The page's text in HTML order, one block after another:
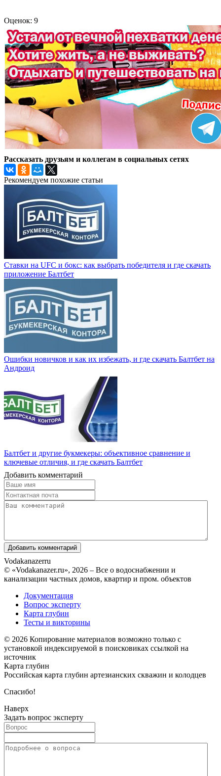
Оценок: 9
Рассказать друзьям и коллегам в социальных сетях
Рекомендуем похожие статьи
Ставки на UFC и бокс: как выбрать победителя и где скачать
приложение Балтбет
Ошибки новичков и как их избежать, и где скачать Балтбет на
Андроид
Балтбет и другие букмекеры: объективное сравнение и
ключевые отличия, и где скачать Балтбет
Добавить комментарий
Vodakanazerru
© «Vodakanazer.ru», 2026 – Все о водоснабжении и
канализации частных домов, квартир и пром. объектов
Документация
Вопрос эксперту
Карта глубин
Тесты и викторины
© 2026 Копирование материалов возможно только с
установкой индексируемой в поисковиках ссылкой на
источник
Карта глубин
Российская карта глубин артезианских скважин и колодцев
Спасибо!
Наверх
Задать вопрос эксперту